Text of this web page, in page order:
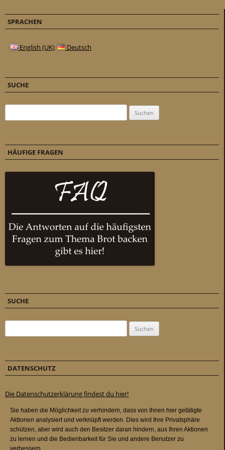
SPRACHEN
English (UK) Deutsch
SUCHE
HÄUFIGE FRAGEN
SUCHE
DATENSCHUTZ
Die Datenschutzerklärung findest du hier!